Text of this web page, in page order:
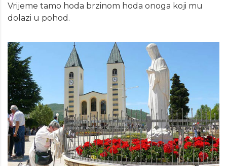
Vrijeme tamo hoda brzinom hoda onoga koji mu
dolazi u pohod.